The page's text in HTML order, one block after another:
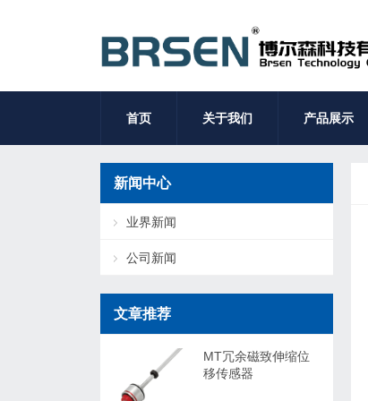
首页 关于我们 产品展示
新闻中心
业界新闻
公司新闻
文章推荐
MT冗余磁致伸缩位
移传感器